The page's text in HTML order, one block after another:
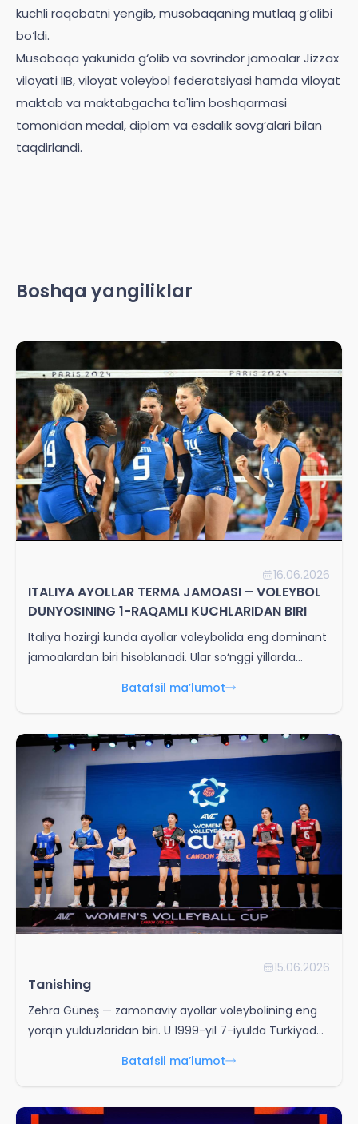
kuchli raqobatni yengib, musobaqaning mutlaq g‘olibi
bo‘ldi.
Musobaqa yakunida g‘olib va sovrindor jamoalar Jizzax
viloyati IIB, viloyat voleybol federatsiyasi hamda viloyat
maktab va maktabgacha ta'lim boshqarmasi
tomonidan medal, diplom va esdalik sovg‘alari bilan
taqdirlandi.
Boshqa yangiliklar
16.06.2026
ITALIYA AYOLLAR TERMA JAMOASI – VOLEYBOL
DUNYOSINING 1-RAQAMLI KUCHLARIDAN BIRI
Italiya hozirgi kunda ayollar voleybolida eng dominant
jamoalardan biri hisoblanadi. Ular so‘nggi yillarda
Batafsil ma’lumot
15.06.2026
Tanishing
Zehra Güneş — zamonaviy ayollar voleybolining eng
yorqin yulduzlaridan biri. U 1999-yil 7-iyulda Turkiyada
Batafsil ma’lumot